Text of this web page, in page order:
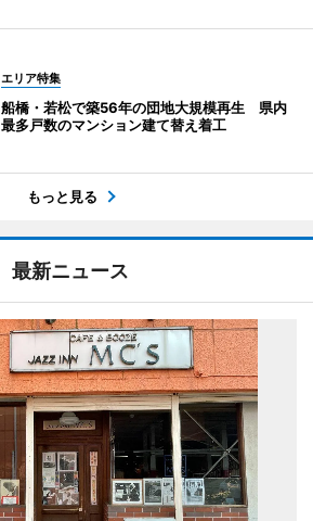
エリア特集
船橋・若松で築56年の団地大規模再生 県内
最多戸数のマンション建て替え着工
もっと見る
最新ニュース